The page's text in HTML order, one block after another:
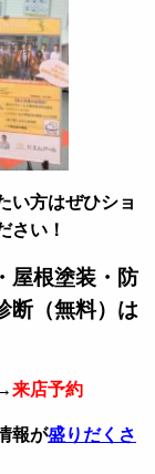
い方はぜひショ
さい！
屋根塗装・防
断（無料）は
来店予約
報が盛りだくさ